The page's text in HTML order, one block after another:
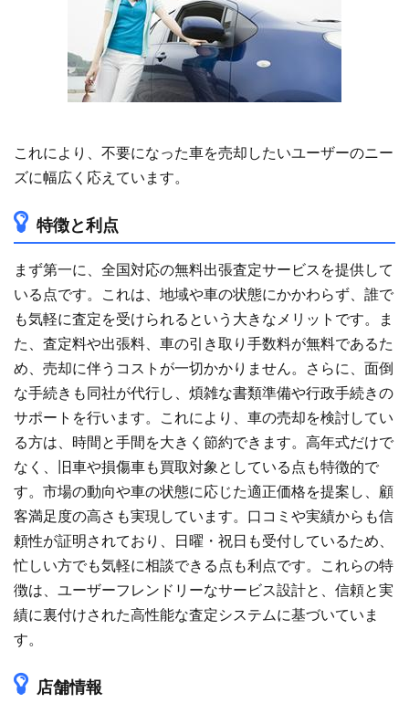
これにより、不要になった車を売却したいユーザーのニー
ズに幅広く応えています。
特徴と利点
まず第一に、全国対応の無料出張査定サービスを提供して
いる点です。これは、地域や車の状態にかかわらず、誰で
も気軽に査定を受けられるという大きなメリットです。ま
た、査定料や出張料、車の引き取り手数料が無料であるた
め、売却に伴うコストが一切かかりません。さらに、面倒
な手続きも同社が代行し、煩雑な書類準備や行政手続きの
サポートを行います。これにより、車の売却を検討してい
る方は、時間と手間を大きく節約できます。高年式だけで
なく、旧車や損傷車も買取対象としている点も特徴的で
す。市場の動向や車の状態に応じた適正価格を提案し、顧
客満足度の高さも実現しています。口コミや実績からも信
頼性が証明されており、日曜・祝日も受付しているため、
忙しい方でも気軽に相談できる点も利点です。これらの特
徴は、ユーザーフレンドリーなサービス設計と、信頼と実
績に裏付けされた高性能な査定システムに基づいていま
す。
店舗情報